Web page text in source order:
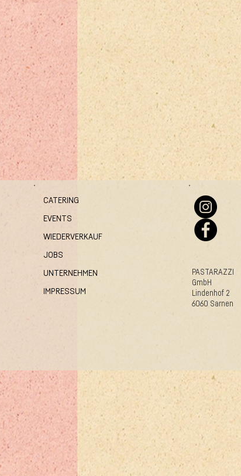
CATERING
EVENTS
WIEDERVERKAUF
JOBS
UNTERNEHMEN
IMPRESSUM
PASTARAZZI
GmbH
Lindenhof 2
6060 Sarnen